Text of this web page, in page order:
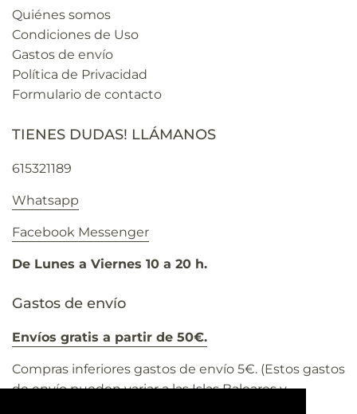
Quiénes somos
Condiciones de Uso
Gastos de envío
Política de Privacidad
Formulario de contacto
TIENES DUDAS! LLÁMANOS
615321189
Whatsapp
Facebook Messenger
De Lunes a Viernes 10 a 20 h.
Gastos de envío
Envíos gratis a partir de 50€.
Compras inferiores gastos de envío 5€. (Estos gastos
de envío pueden variar a las Islas Baleares y